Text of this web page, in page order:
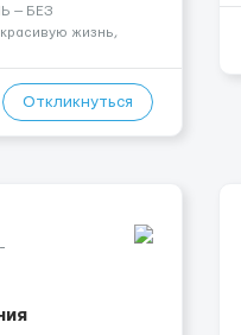
— БЕЗ
жизнь,
—
...
Откликнуться